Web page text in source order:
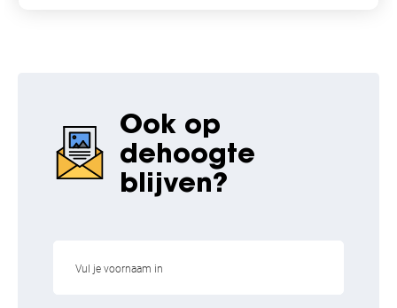
Ook op
dehoogte
blijven?